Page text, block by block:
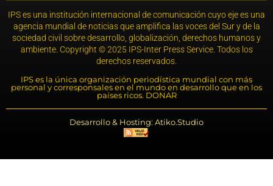
IPS es una institución internacional de comunicación cuyo eje es una
agencia mundial de noticias que amplifica las voces del Sur y de la
sociedad civil sobre desarrollo, globalización, derechos humanos y
ambiente. Copyright © 2025 IPS-Inter Press Service. Todos los
derechos reservados.
IPS es la única organización periodística mundial con más
personal y corresponsales en el mundo en desarrollo que en los
países ricos. DONAR
Desarrollo & Hosting: Atiko.Studio